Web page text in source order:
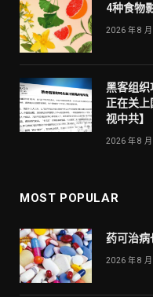
4种食物
2026 年 8 月
黑客组织
正在关上
视中共】
2026 年 8 月
MOST POPULAR
药可治病
2026 年 8 月